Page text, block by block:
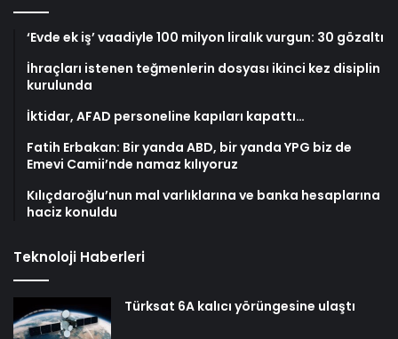
‘Evde ek iş’ vaadiyle 100 milyon liralık vurgun: 30 gözaltı
İhraçları istenen teğmenlerin dosyası ikinci kez disiplin
kurulunda
İktidar, AFAD personeline kapıları kapattı…
Fatih Erbakan: Bir yanda ABD, bir yanda YPG biz de
Emevi Camii’nde namaz kılıyoruz
Kılıçdaroğlu’nun mal varlıklarına ve banka hesaplarına
haciz konuldu
Teknoloji Haberleri
Türksat 6A kalıcı yörüngesine ulaştı